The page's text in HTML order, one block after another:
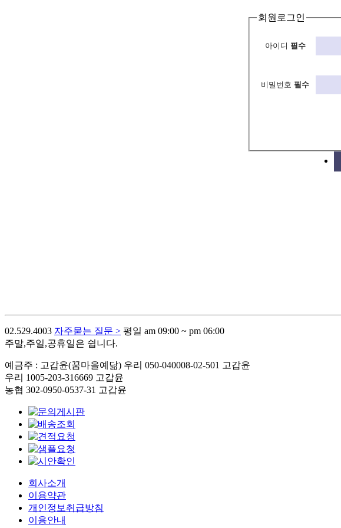
회원로그인
아이디 필수
비밀번호 필수
02.529.4003 자주묻는 질문 > 평일 am 09:00 ~ pm 06:00
주말,주일,공휴일은 쉽니다.
예금주 : 고갑윤(꿈마을예닮) 우리 050-040008-02-501 고갑윤
우리 1005-203-316669 고갑윤
농협 302-0950-0537-31 고갑윤
회사소개
이용약관
개인정보취급방침
이용안내